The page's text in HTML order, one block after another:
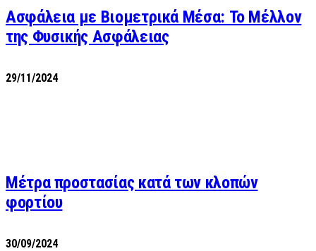
Ασφάλεια με Βιομετρικά Μέσα: Το Μέλλον
της Φυσικής Ασφάλειας
29/11/2024
Μέτρα προστασίας κατά των κλοπών
φορτίου
30/09/2024